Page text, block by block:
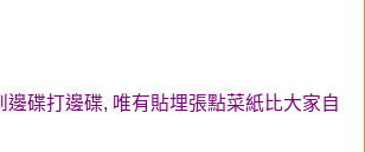
邊碟打邊碟, 唯有貼埋張點菜紙比大家自